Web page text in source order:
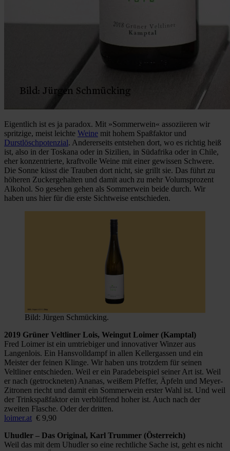
Eigentlich ist es ja paradox. Mit »Sommerwein« assoziieren wir
spritzige, meist leichte Weine mit hohem Spaßfaktor und
Durstlöschpotenzial. Andererseits entstehen dort, wo es richtig heiß
ist, also in der Toskana oder in Sizilien, in Südafrika oder in Chile,
eher konzentrierte, kraftvolle Weine mit einer gewissen Schwere.
Die Sonne küsst die Trauben dort nicht, sie grillt sie. Das führt zu
höheren Zuckergehalten und damit auch zu mehr Volumsprozent
Alkohol. So gesehen gehen als Sommerwein beide durch. Wir
haben uns hier für die erste Sichtweise entschieden.
Bild: Jürgen Schmücking.
2019 Grüner Veltliner Lois, Weingut Loimer (Kamptal)
Fred Loimer ist ein umtriebiger und innovativer Winzer aus
Langenlois. Ein Hansvolldampf in allen Kellergassen und ein
Meister der feinen Klinge. Wir haben uns trotzdem für seinen
Veltliner entschieden. Weil er ein Paradebeispiel seiner Art ist. Weil
er nach (getrockneten) Ananas, weißem Pfeffer, Äpfeln und Meyer-
Zitronen riecht und damit ein Sommerwein erster Wahl ist. Und weil
der Trinkspaßfaktor ein verblüffend hoher ist. Auch nach der
zweiten Flasche. Oder der dritten.
loimer.at € 9,90
Uhudler – Das Original, Karl Trummer (Österreich)
Weil das mit dem Uhudler so eine rechtliche Sache ist, geht es nicht